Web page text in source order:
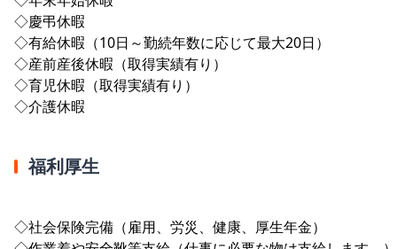
◇慶弔休暇
◇有給休暇（10日～勤続年数に応じて最大20日）
◇産前産後休暇（取得実績有り）
◇育児休暇（取得実績有り）
◇介護休暇
福利厚生
◇社会保険完備（雇用、労災、健康、厚生年金）